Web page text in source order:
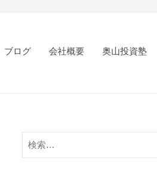
ブログ 会社概要 奥山投資塾
検
索